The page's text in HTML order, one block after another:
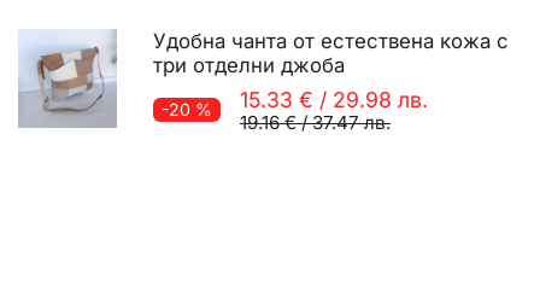
Удобна чанта от естествена кожа с
три отделни джоба
-20 % 15.33 € / 29.98 лв.
19.16 €/37.47 лв.